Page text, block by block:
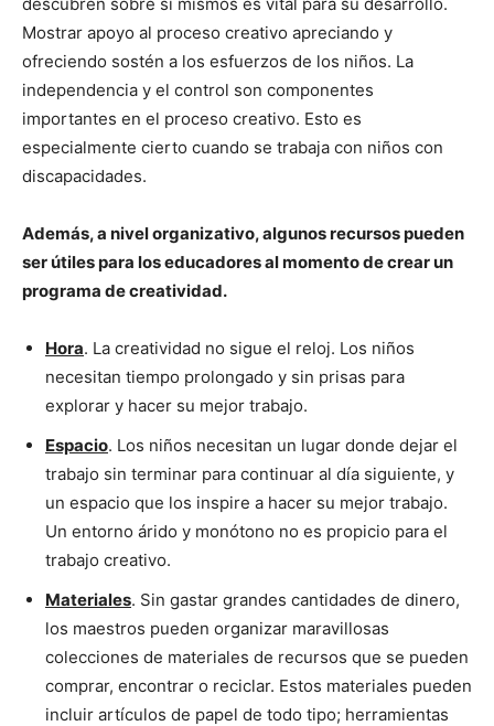
Mostrar apoyo al proceso creativo apreciando y
ofreciendo sostén a los esfuerzos de los niños. La
independencia y el control son componentes
importantes en el proceso creativo. Esto es
especialmente cierto cuando se trabaja con niños con
discapacidades.
Además, a nivel organizativo, algunos recursos pueden
ser útiles para los educadores al momento de crear un
programa de creatividad.
Hora. La creatividad no sigue el reloj. Los niños
necesitan tiempo prolongado y sin prisas para
explorar y hacer su mejor trabajo.
Espacio. Los niños necesitan un lugar donde dejar el
trabajo sin terminar para continuar al día siguiente, y
un espacio que los inspire a hacer su mejor trabajo.
Un entorno árido y monótono no es propicio para el
trabajo creativo.
Materiales. Sin gastar grandes cantidades de dinero,
los maestros pueden organizar maravillosas
colecciones de materiales de recursos que se pueden
comprar, encontrar o reciclar. Estos materiales pueden
incluir artículos de papel de todo tipo; herramientas